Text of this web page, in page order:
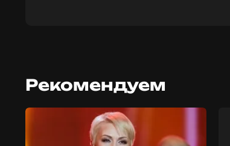
Рекомендуем